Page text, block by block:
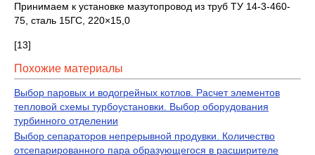
Принимаем к установке мазутопровод из труб ТУ 14-3-460-
75, сталь 15ГС, 220×15,0
[13]
Похожие материалы
Выбор паровых и водогрейных котлов. Расчет элементов
тепловой схемы турбоустановки. Выбор оборудования
турбинного отделении
Выбор сепараторов непрерывной продувки. Количество
отсепарированного пара образующегося в расширителе